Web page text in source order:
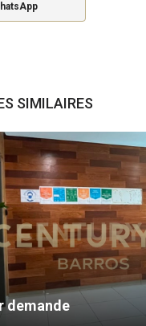
SIMILAIRES
demande